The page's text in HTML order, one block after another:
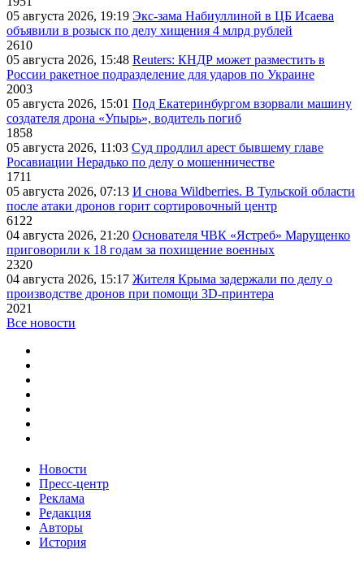
05 августа 2026, 19:19 Экс-зама Набиуллиной в ЦБ Исаева
объявили в розыск по делу хищения 4 млрд рублей
2610
05 августа 2026, 15:48 Reuters: КНДР может разместить в
России ракетное подразделение для ударов по Украине
2003
05 августа 2026, 15:01 Под Екатеринбургом взорвали машину
создателя дрона «Упырь», водитель погиб
1858
05 августа 2026, 11:03 Суд продлил арест бывшему главе
Росавиации Нерадько по делу о мошенничестве
1711
05 августа 2026, 07:13 И снова Wildberries. В Тульской области
после атаки дронов горит сортировочный центр
6122
04 августа 2026, 21:20 Основателя ЧВК «Ястреб» Марущенко
приговорили к 18 годам за похищение военных
2320
04 августа 2026, 15:17 Жителя Крыма задержали по делу о
производстве дронов при помощи 3D‑принтера
2021
Все новости
Новости
Пресс-центр
Реклама
Редакция
Авторы
История